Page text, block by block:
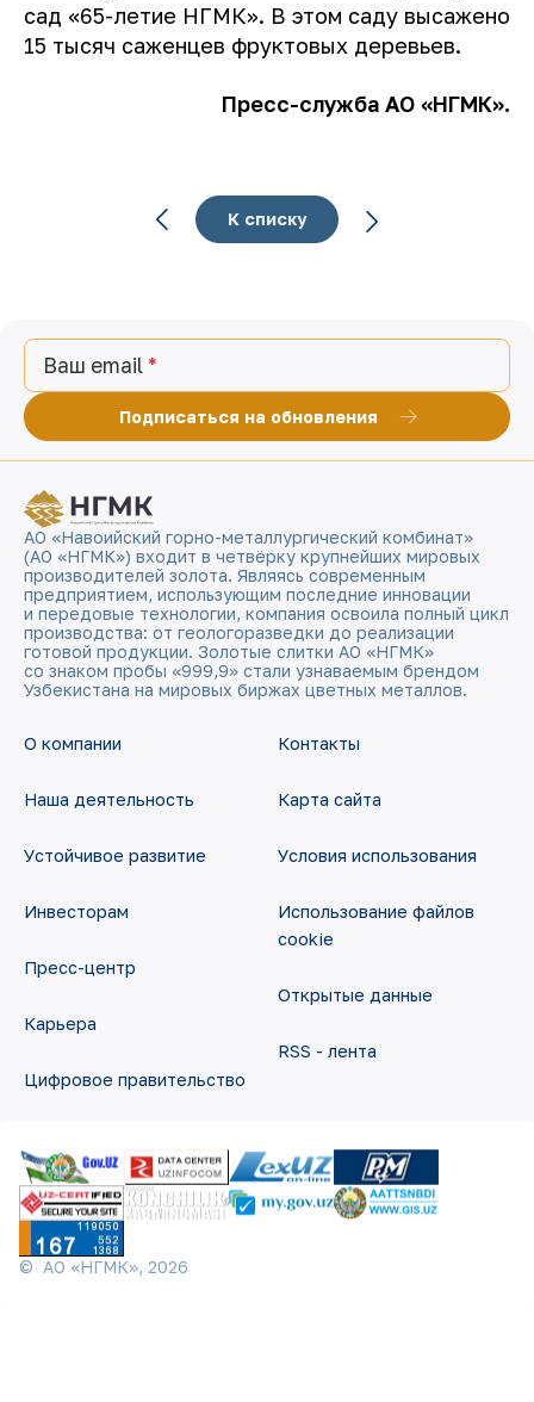
сад «65-летие НГМК». В этом саду высажено
15 тысяч саженцев фруктовых деревьев.
Пресс-служба АО «НГМК».
К списку
Ваш email
Подписаться на обновления
АО «Навоийский горно-металлургический комбинат»
(АО «НГМК») входит в четвёрку крупнейших мировых
производителей золота. Являясь современным
предприятием, использующим последние инновации
и передовые технологии, компания освоила полный цикл
производства: от геологоразведки до реализации
готовой продукции. Золотые слитки АО «НГМК»
со знаком пробы «999,9» стали узнаваемым брендом
Узбекистана на мировых биржах цветных металлов.
О компании
Наша деятельность
Устойчивое развитие
Инвесторам
Пресс-центр
Карьера
Цифровое правительство
Контакты
Карта сайта
Условия использования
Использование файлов
cookie
Открытые данные
RSS - лента
© АО «НГМК», 2026